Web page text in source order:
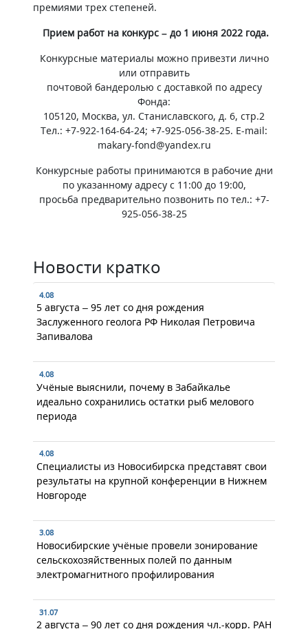
премиями трех степеней.
Прием работ на конкурс – до 1 июня 2022 года.
Конкурсные материалы можно привезти лично
или отправить
почтовой бандеролью с доставкой по адресу
Фонда:
105120, Москва, ул. Станиславского, д. 6, стр.2
Тел.: +7-922-164-64-24; +7-925-056-38-25. E-mail:
makary-fond@yandex.ru
Конкурсные работы принимаются в рабочие дни
по указанному адресу с 11:00 до 19:00,
просьба предварительно позвонить по тел.: +7-
925-056-38-25
Новости кратко
4.08
5 августа – 95 лет со дня рождения
Заслуженного геолога РФ Николая Петровича
Запивалова
4.08
Учёные выяснили, почему в Забайкалье
идеально сохранились остатки рыб мелового
периода
4.08
Специалисты из Новосибирска представят свои
результаты на крупной конференции в Нижнем
Новгороде
3.08
Новосибирские учёные провели зонирование
сельскохозяйственных полей по данным
электромагнитного профилирования
31.07
2 августа – 90 лет со дня рождения чл.-корр. РАН